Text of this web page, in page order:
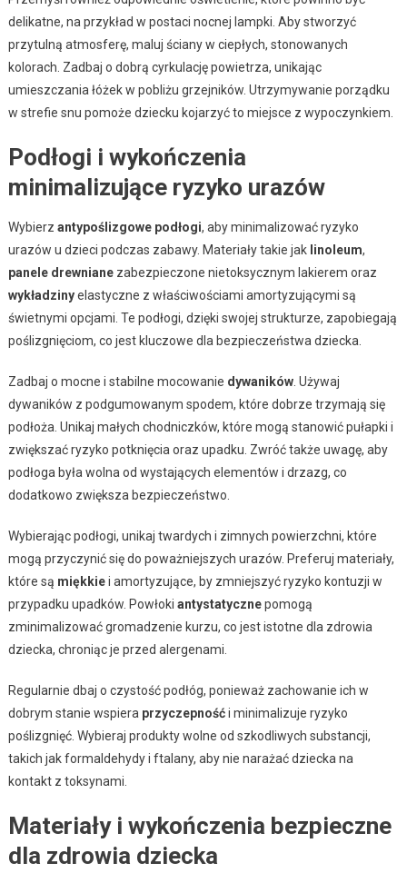
delikatne, na przykład w postaci nocnej lampki. Aby stworzyć
przytulną atmosferę, maluj ściany w ciepłych, stonowanych
kolorach. Zadbaj o dobrą cyrkulację powietrza, unikając
umieszczania łóżek w pobliżu grzejników. Utrzymywanie porządku
w strefie snu pomoże dziecku kojarzyć to miejsce z wypoczynkiem.
Podłogi i wykończenia
minimalizujące ryzyko urazów
Wybierz antypoślizgowe podłogi, aby minimalizować ryzyko
urazów u dzieci podczas zabawy. Materiały takie jak linoleum,
panele drewnianezabezpieczone nietoksycznym lakierem oraz
wykładzinyelastyczne z właściwościami amortyzującymi są
świetnymi opcjami. Te podłogi, dzięki swojej strukturze, zapobiegają
poślizgnięciom, co jest kluczowe dla bezpieczeństwa dziecka.
Zadbaj o mocne i stabilne mocowanie dywaników. Używaj
dywaników z podgumowanym spodem, które dobrze trzymają się
podłoża. Unikaj małych chodniczków, które mogą stanowić pułapki i
zwiększać ryzyko potknięcia oraz upadku. Zwróć także uwagę, aby
podłoga była wolna od wystających elementów i drzazg, co
dodatkowo zwiększa bezpieczeństwo.
Wybierając podłogi, unikaj twardych i zimnych powierzchni, które
mogą przyczynić się do poważniejszych urazów. Preferuj materiały,
które są miękkiei amortyzujące, by zmniejszyć ryzyko kontuzji w
przypadku upadków. Powłoki antystatycznepomogą
zminimalizować gromadzenie kurzu, co jest istotne dla zdrowia
dziecka, chroniąc je przed alergenami.
Regularnie dbaj o czystość podłóg, ponieważ zachowanie ich w
dobrym stanie wspiera przyczepnośći minimalizuje ryzyko
poślizgnięć. Wybieraj produkty wolne od szkodliwych substancji,
takich jak formaldehydy i ftalany, aby nie narażać dziecka na
kontakt z toksynami.
Materiały i wykończenia bezpieczne
dla zdrowia dziecka